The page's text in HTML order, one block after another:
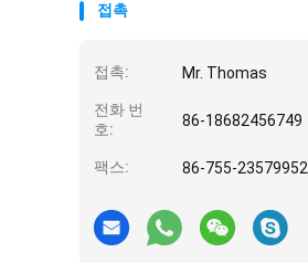
접촉
접촉: Mr. Thomas
전화 번
호:
86-18682456749
팩스: 86-755-23579952